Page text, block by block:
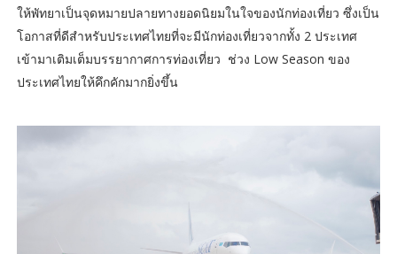
ให้พัทยาเป็นจุดหมายปลายทางยอดนิยมในใจของนักท่องเที่ยว ซึ่งเป็น
โอกาสที่ดีสำหรับประเทศไทยที่จะมีนักท่องเที่ยวจากทั้ง 2 ประเทศ
เข้ามาเติมเต็มบรรยากาศการท่องเที่ยว ช่วง Low Season ของ
ประเทศไทยให้คึกคักมากยิ่งขึ้น